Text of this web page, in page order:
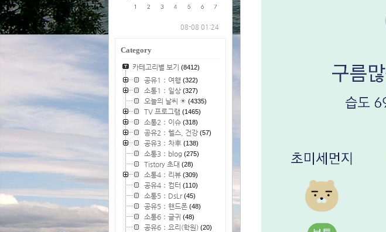
08-08 01:24
Category
카테고리별 보기 (8412)
공유1：여행 (322)
소통1：일상(327)
오늘의 날씨 ☀ (4335)
TV 프로그램 (1465)
소통2：이슈(318)
공유2：헬스, 건강(57)
공유3：차車(138)
소통3：blog(275)
Tistory 초대 (28)
소통4：리뷰(309)
공유4：컴터 (110)
소통5：DsLr(45)
공유5：핸드폰(48)
소통6：글귀 (48)
공유6：요리(학원)(20)